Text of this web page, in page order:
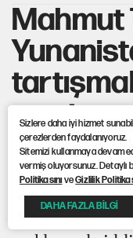
Mahmut
yanıt
Kurban
yaptığı iddia
sosyal medya
Sizlere daha iyi hizmet
çerezlerden faydalanıyoruz.
Sitemizi kullanmaya devam
vermiş oluyorsunuz. Detaylı
PolitikasınıveGizlilik
DAHA FAZLA BİLGİ